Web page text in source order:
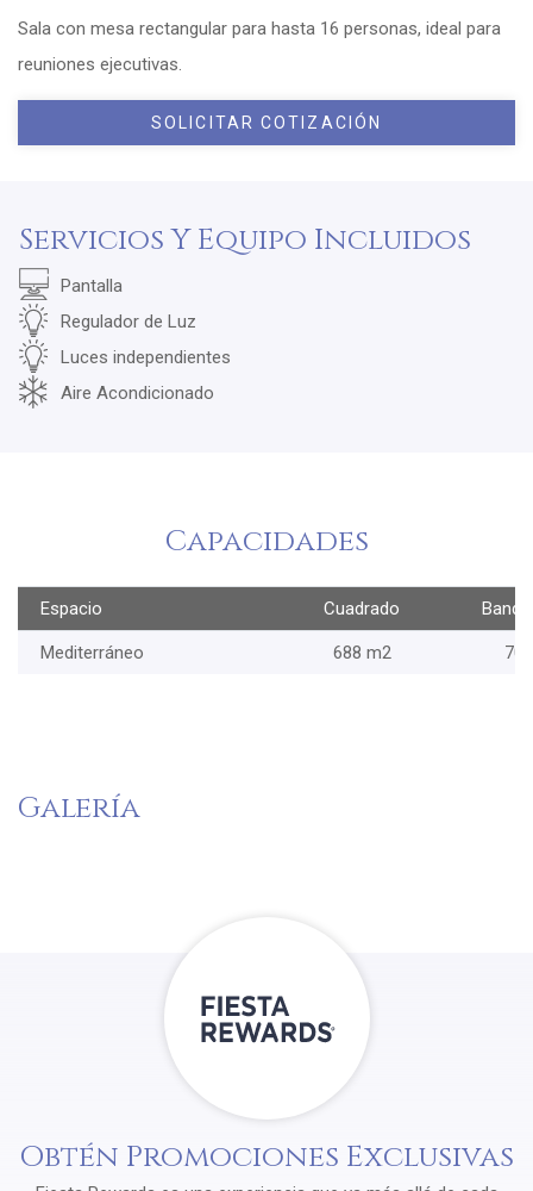
Sala con mesa rectangular para hasta 16 personas, ideal para
reuniones ejecutivas.
SOLICITAR COTIZACIÓN
Servicios Y Equipo Incluidos
Pantalla
Regulador de Luz
Luces independientes
Aire Acondicionado
Capacidades
Espacio Cuadrado
Mediterráneo 688 m2 700
Galería
Obtén Promociones Exclusivas